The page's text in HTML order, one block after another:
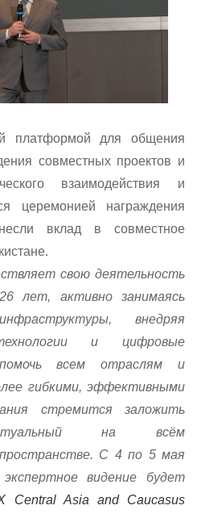
платформой для общения
совместных проектов и
взаимодействия и
церемонией награждения
вклад в совместное
свою деятельность
лет, активно занимаясь
внедряя
и цифровые
всем отраслям и
гибкими, эффективными
стремится заложить
на всём
С 4 по 5 мая
видение будет
Central Asia and Caucasus